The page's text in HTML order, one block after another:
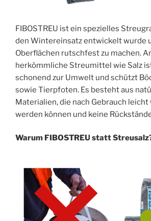
FIBOSTREU ist ein spezielles
den Wintereinsatz entwickelt wurde
Oberflächen rutschfest zu machen.
herkömmliche Streumittel wie Salz
schonend zur Umwelt und schützt
sowie Tierpfoten. Es besteht aus
Materialien, die nach Gebrauch
werden können und keine
Warum FIBOSTREU statt